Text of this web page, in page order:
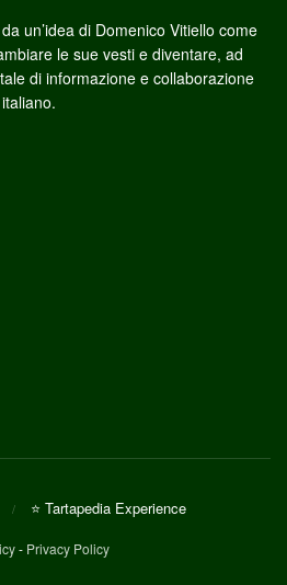
un’idea di Domenico Vitiello come
le sue vesti e diventare, ad
di informazione e collaborazione
⭐ Tartapedia Experience
- Privacy Policy